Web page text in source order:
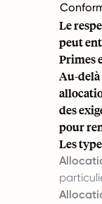
Le
peut
Primes
Au-delà
des
pour
Les